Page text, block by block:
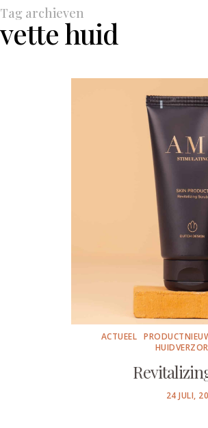
Tag archieven
vette huid
ACTUEEL
POSTED
24 JULI,